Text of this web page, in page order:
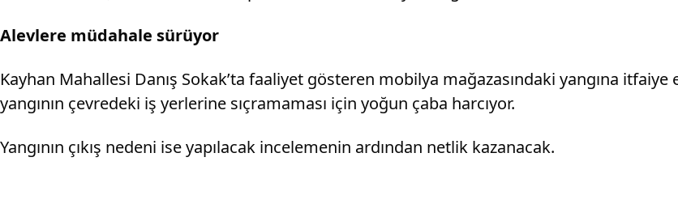
Alevlere müdahale sürüyor
Kayhan Mahallesi Danış Sokak’ta faaliyet gösteren mobilya mağazasındaki yangına
yangının çevredeki iş yerlerine sıçramaması için yoğun çaba harcıyor.
Yangının çıkış nedeni ise yapılacak incelemenin ardından netlik kazanacak.